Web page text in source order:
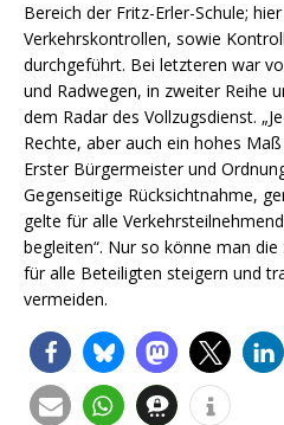
Bereich der Fritz-Erler-Schule;
Verkehrskontrollen, sowie
durchgeführt. Bei letzteren war
und Radwegen, in zweiter Reihe
dem Radar des Vollzugsdienst.
Rechte, aber auch ein hohes
Erster Bürgermeister und
Gegenseitige Rücksichtnahme,
gelte für alle
begleiten“. Nur so könne man
für alle Beteiligten steigern und
vermeiden.